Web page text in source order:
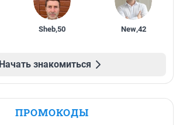
Sheb,50 New,42
Начать знакомиться
ПРОМОКОДЫ